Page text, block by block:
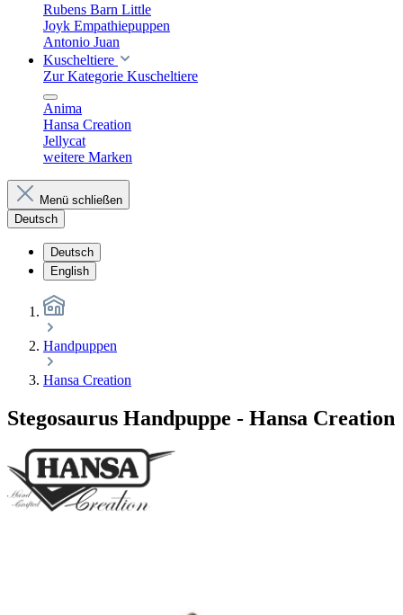
Rubens Barn Little
Joyk Empathiepuppen
Antonio Juan
Kuscheltiere
Zur Kategorie Kuscheltiere
Anima
Hansa Creation
Jellycat
weitere Marken
Menü schließen
Deutsch
Deutsch
English
Handpuppen
Hansa Creation
Stegosaurus Handpuppe - Hansa Creation